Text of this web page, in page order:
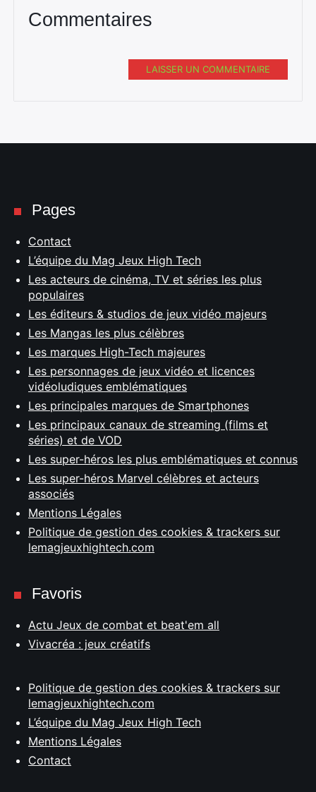
Commentaires
LAISSER UN COMMENTAIRE
Pages
Contact
L’équipe du Mag Jeux High Tech
Les acteurs de cinéma, TV et séries les plus
populaires
Les éditeurs & studios de jeux vidéo majeurs
Les Mangas les plus célèbres
Les marques High-Tech majeures
Les personnages de jeux vidéo et licences
vidéoludiques emblématiques
Les principales marques de Smartphones
Les principaux canaux de streaming (films et
séries) et de VOD
Les super-héros les plus emblématiques et connus
Les super-héros Marvel célèbres et acteurs
associés
Mentions Légales
Politique de gestion des cookies & trackers sur
lemagjeuxhightech.com
Favoris
Actu Jeux de combat et beat'em all
Vivacréa : jeux créatifs
Politique de gestion des cookies & trackers sur
lemagjeuxhightech.com
L’équipe du Mag Jeux High Tech
Mentions Légales
Contact